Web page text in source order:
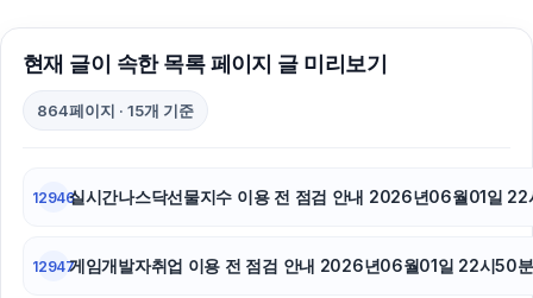
하수구막힘
폰테크
현재 글이 속한 목록 페이지 글 미리보기
864페이지 · 15개 기준
12946실시간나스닥선물지수 이용 전 점검 안내 2026년06월01일
12947게임개발자취업 이용 전 점검 안내 2026년06월01일 22시50분